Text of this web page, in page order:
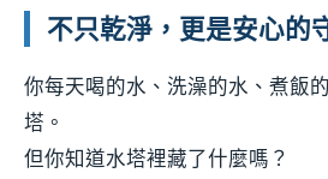
不只乾淨，更是安心的
你每天喝的水、洗澡的水、煮飯
塔。
但你知道水塔裡藏了什麼嗎？